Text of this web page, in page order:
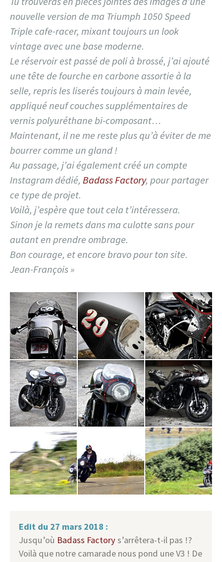
nouvelle version de ma Triumph 1050 Speed
Triple cafe-racer, mixant toujours un look
vintage avec une base moderne.
Le réservoir est passé de poli à brossé, j’ai ajouté
une tête de fourche en carbone assortie à la
selle, repris les liserés toujours à main levée,
appliqué neuf couches supplémentaires de
vernis polyuréthane bi-composant…
Maintenant, il ne me reste plus qu’à éviter de me
bourrer comme un gland !
Au passage, j’ai également créé un compte
Instagram dédié, Badass Factory, pour partager
ce type de projet.
Voilà, j’espère que tout cela t’intéressera.
Sinon je la remets dans ma culotte sans pour
autant en prendre ombrage.
Bon courage, et encore bravo pour ton site.
Jean-François »
Edit du 27 mars 2018 :
Jusqu’où Badass Factorys’arrêtera-t-il pas !?
Voilà que notre camarade nous pond une V3 ! De